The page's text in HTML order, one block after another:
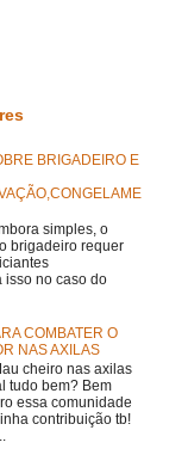
BRIGADEIRO E
simples, o
brigadeiro requer
isso no caso do
COMBATER O
NAS AXILAS
cheiro nas axilas
tudo bem? Bem
essa comunidade
contribuição tb!